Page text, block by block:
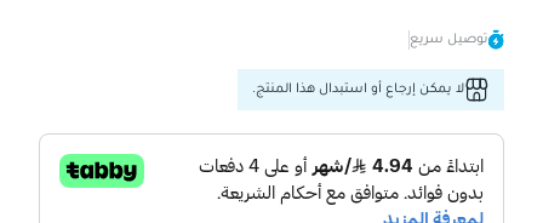
توصيل سريع
لا يمكن إرجاع أو استبدال هذا المنتج.